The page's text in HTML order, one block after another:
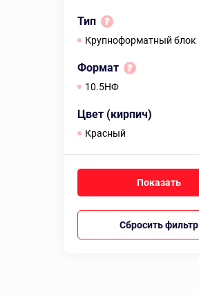
Тип
Крупноформатный блок
Формат
10.5НФ
Цвет (кирпич)
красный
Сбросить фильтр